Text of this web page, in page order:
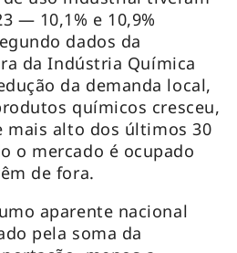
— 10,1% e 10,9%
dados da
da Indústria Química
da demanda local,
químicos cresceu,
mais alto dos últimos 30
o mercado é ocupado
de fora.
aparente nacional
pela soma da